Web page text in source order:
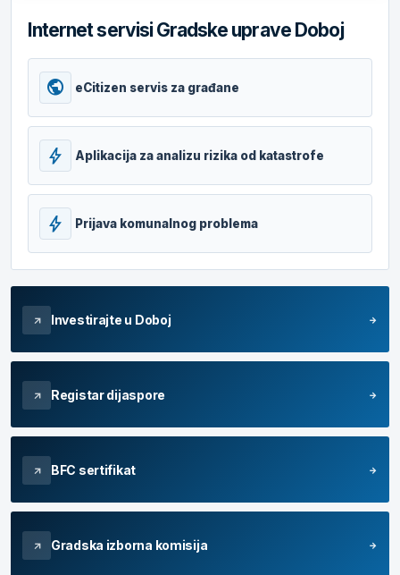
Internet servisi Gradske uprave Doboj
public eCitizen servis za građane
bolt Aplikacija za analizu rizika od katastrofe
bolt Prijava komunalnog problema
arrow_outward Investirajte u Doboj arrow_forward
arrow_outward Registar dijaspore arrow_forward
arrow_outward BFC sertifikat arrow_forward
arrow_outward Gradska izborna komisija arrow_forward